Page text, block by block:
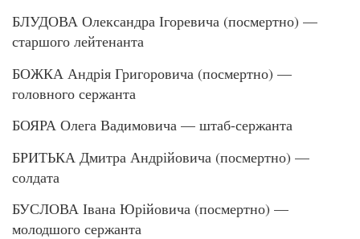
БЛУДОВА Олександра Ігоревича (посмертно) —
старшого лейтенанта
БОЖКА Андрія Григоровича (посмертно) —
головного сержанта
БОЯРА Олега Вадимовича — штаб-сержанта
БРИТЬКА Дмитра Андрійовича (посмертно) —
солдата
БУСЛОВА Івана Юрійовича (посмертно) —
молодшого сержанта